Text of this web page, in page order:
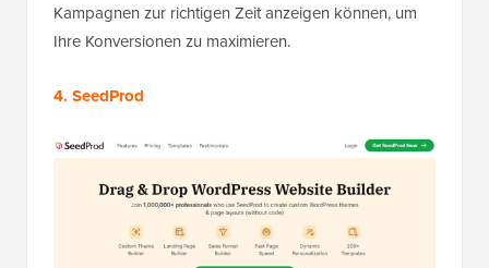
Kampagnen zur richtigen Zeit anzeigen können, um
Ihre Konversionen zu maximieren.
4. SeedProd